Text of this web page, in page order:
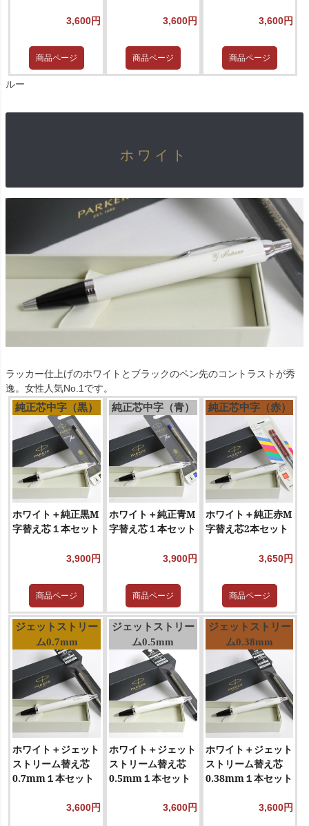
3,600円
商品ページ
3,600円
商品ページ
3,600円
商品ページ
ルー
ホワイト
ラッカー仕上げのホワイトとブラックのペン先のコントラストが秀
逸。女性人気No.1です。
純正芯中字（黒）
ホワイト＋純正黒M
字替え芯１本セット
3,900円
商品ページ
純正芯中字（青）
ホワイト＋純正青M
字替え芯１本セット
3,900円
商品ページ
純正芯中字（赤）
ホワイト＋純正赤M
字替え芯2本セット
3,650円
商品ページ
ジェットストリー
ム0.7mm
ホワイト＋ジェット
ストリーム替え芯
0.7mm１本セット
3,600円
ジェットストリー
ム0.5mm
ホワイト＋ジェット
ストリーム替え芯
0.5mm１本セット
3,600円
ジェットストリー
ム0.38mm
ホワイト＋ジェット
ストリーム替え芯
0.38mm１本セット
3,600円